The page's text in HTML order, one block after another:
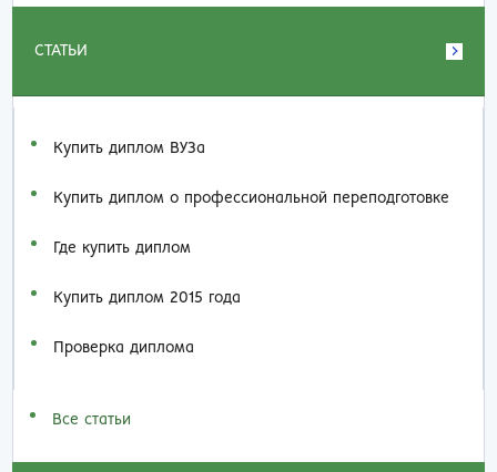
СТАТЬИ
Купить диплом ВУЗа
Купить диплом о профессиональной переподготовке
Где купить диплом
Купить диплом 2015 года
Проверка диплома
Все статьи